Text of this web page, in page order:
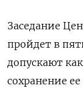
Заседание
пройдет ‍в
допускают
сохранение